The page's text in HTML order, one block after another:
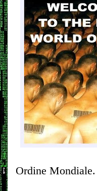
Ordine Mondiale.